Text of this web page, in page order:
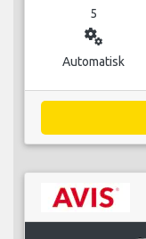
5
miscellaneous_services
Automatisk